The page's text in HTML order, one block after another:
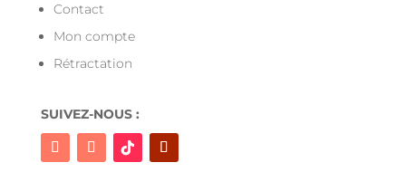
Contact
Mon compte
Rétractation
SUIVEZ-NOUS :